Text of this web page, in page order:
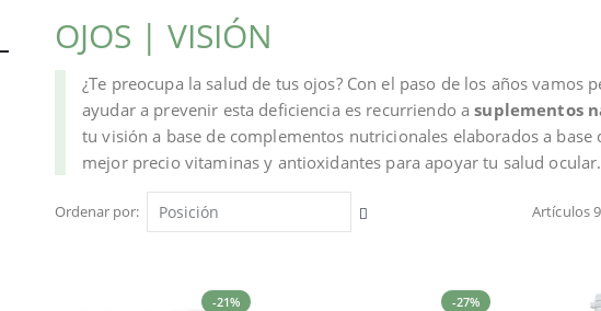
OJOS | VISIÓN
¿Te preocupa la salud de tus ojos? Con el paso de los años
ayudar a prevenir esta deficiencia es recurriendo asuplementos
tu visión a base de complementos nutricionales elaborados a
mejor precio vitaminas y antioxidantes para apoyar tu salud ocular.
Ordenar por Artículos
-21% -27%